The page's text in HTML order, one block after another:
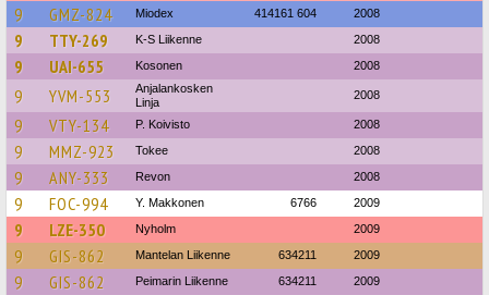
9 GMZ-824 Miodex 414161 604 2008
9 TTY-269 K-S Liikenne 2008
9 UAI-655 Kosonen 2008
9 YVM-553
Anjalankosken
Linja
2008
9 VTY-134 P. Koivisto 2008
9 MMZ-923 Tokee 2008
9 ANY-333 Revon 2008
9 FOC-994 Y. Makkonen 6766 2009
9 LZE-350 Nyholm 2009
9 GIS-862 Mantelan Liikenne 634211 2009
9 GIS-862 Peimarin Liikenne 634211 2009